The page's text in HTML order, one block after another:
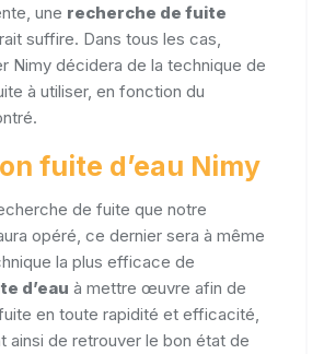
une recherche de fuite
suffire. Dans tous les cas,
Nimy décidera de la technique de
à utiliser, en fonction du
fuite d’eau Nimy
de fuite que notre
opéré, ce dernier sera à même
la plus efficace de
d’eau à mettre œuvre afin de
en toute rapidité et efficacité,
ainsi de retrouver le bon état de